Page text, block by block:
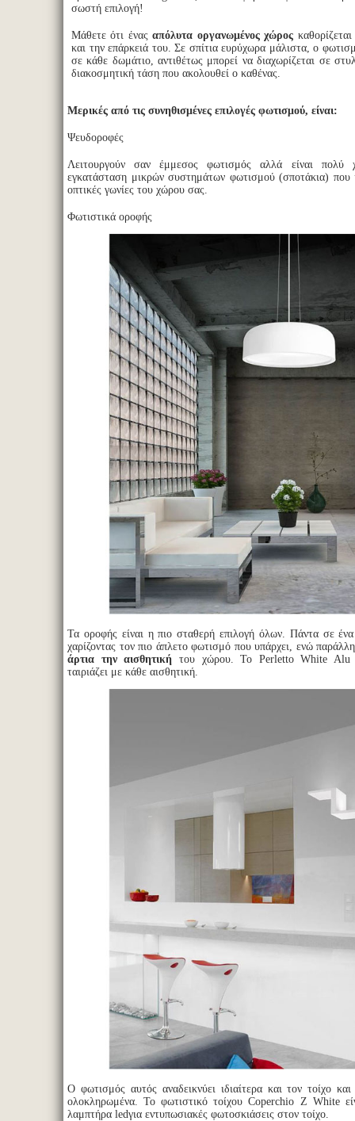
σωστή επιλογή!
Μάθετε ότι έναςαπόλυτα οργανωμένος χώρος
και την επάρκειά του. Σε σπίτια ευρύχωρα μάλιστα, ο
σε κάθε δωμάτιο, αντιθέτως μπορεί να διαχωρίζεται σε
διακοσμητική τάση που ακολουθεί ο καθένας.
Μερικές από τις συνηθισμένες επιλογές φωτισμού, είναι:
Ψευδοροφές
Λειτουργούν σαν έμμεσος φωτισμός αλλά είναι πολύ
εγκατάσταση μικρών συστημάτων φωτισμού (σποτάκια) που
οπτικές γωνίες του χώρου σας.
Φωτιστικά οροφής
Τα οροφής είναι η πιο σταθερή επιλογή όλων. Πάντα σε ένα
χαρίζοντας τον πιο άπλετο φωτισμό που υπάρχει, ενώ
άρτια την αισθητική του χώρου. Το Perletto White
ταιριάζει με κάθε αισθητική.
Ο φωτισμός αυτός αναδεικνύει ιδιαίτερα και τον τοίχο
ολοκληρωμένα. Το φωτιστικό τοίχου Coperchio Z White
λαμπτήρα ledγια εντυπωσιακές φωτοσκιάσεις στον τοίχο.